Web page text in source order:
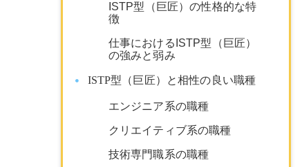
ISTP型（巨匠）の性格的な特
徴
仕事におけるISTP型（巨匠）
の強みと弱み
ISTP型（巨匠）と相性の良い職種
エンジニア系の職種
クリエイティブ系の職種
技術専門職系の職種